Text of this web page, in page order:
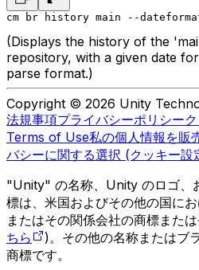
cm br history main --
(Displays the history of the
repository, with a given date
parse format.)
Copyright © 2026 Unity
法規事項プライバシーポリシー
Terms of Use私の個人情報を販
バシーに関する選択 (クッキー設
"Unity" の名称、Unity のロゴ、
標は、米国およびその他の国に
またはその関係会社の商標また
ちら
)。その他の名称またはブ
商標です。